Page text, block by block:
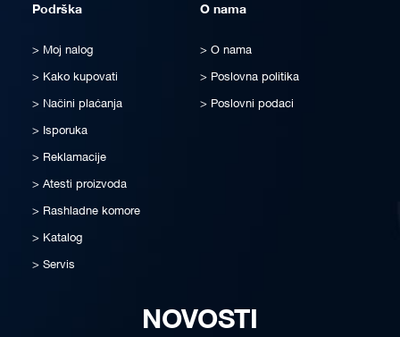
Podrška
Moj nalog
Kako kupovati
Načini plaćanja
Isporuka
Reklamacije
Atesti proizvoda
Rashladne komore
Katalog
Servis
O nama
O nama
Poslovna politika
Poslovni podaci
NOVOSTI